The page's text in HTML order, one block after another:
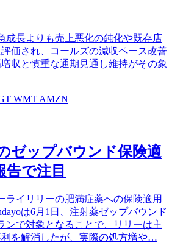
成長よりも売上悪化の鈍化や既存店
価され、コールズの減収ペース改善
収と慎重な通期見通し維持がその象
WMT AMZN
ゼップバウンド保険適
告で注目
ライリリーの肥満症薬への保険適用
は6月1日、注射薬ゼップバウンド
ンで対象となることで、リリーは主
を解消したが、実際の処方増や…